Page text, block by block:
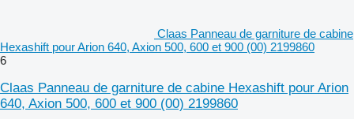
Claas Panneau de garniture de cabine
Hexashift pour Arion 640, Axion 500, 600 et 900 (00) 2199860
6
Claas Panneau de garniture de cabine Hexashift pour Arion
640, Axion 500, 600 et 900 (00) 2199860